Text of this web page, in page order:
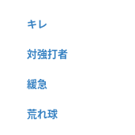
キレ
対強打者
緩急
荒れ球